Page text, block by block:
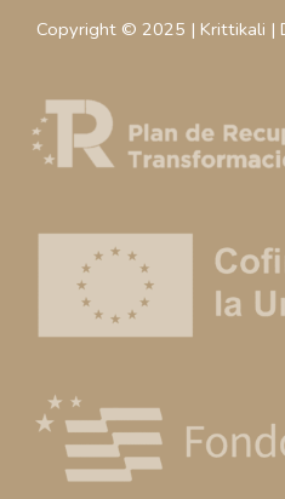
Copyright © 2025 | Krittikali |